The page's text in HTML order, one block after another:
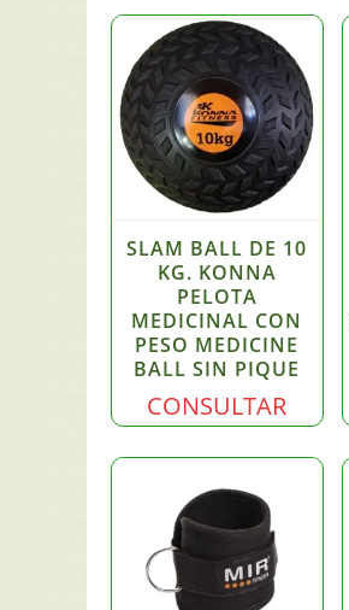
SLAM BALL DE 10
KG. KONNA
PELOTA
MEDICINAL CON
PESO MEDICINE
BALL SIN PIQUE
CONSULTAR